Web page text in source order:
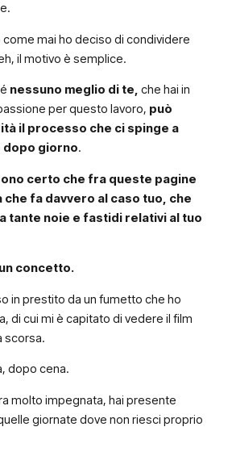
mai ho deciso di condividere
il motivo è semplice.
nessuno meglio di te, che hai in
per questo lavoro, può
il processo che ci spinge a
giorno.
certo che fra queste pagine
fa davvero al caso tuo, che
tante noie e fastidi relativi al tuo
concetto.
in prestito da un fumetto che ho
di cui mi è capitato di vedere il film
scorsa.
dopo cena.
molto impegnata, hai presente
giornate dove non riesci proprio